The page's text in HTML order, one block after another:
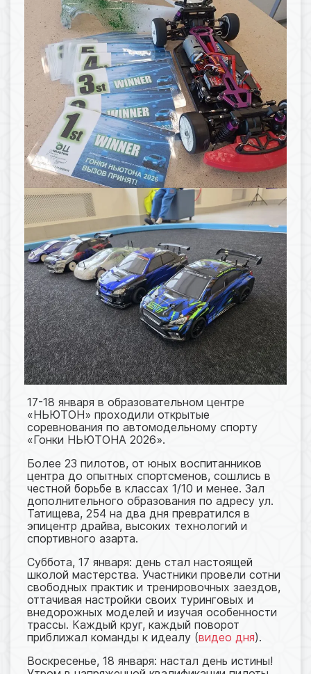
17-18 января в образовательном центре
«НЬЮТОН» проходили открытые
соревнования по автомодельному спорту
«Гонки НЬЮТОНА 2026».
Более 23 пилотов, от юных воспитанников
центра до опытных спортсменов, сошлись в
честной борьбе в классах 1/10 и менее. Зал
дополнительного образования по адресу ул.
Татищева, 254 на два дня превратился в
эпицентр драйва, высоких технологий и
спортивного азарта.
Суббота, 17 января: день стал настоящей
школой мастерства. Участники провели сотни
свободных практик и тренировочных заездов,
оттачивая настройки своих туринговых и
внедорожных моделей и изучая особенности
трассы. Каждый круг, каждый поворот
приближал команды к идеалу (видео дня).
Воскресенье, 18 января: настал день истины!